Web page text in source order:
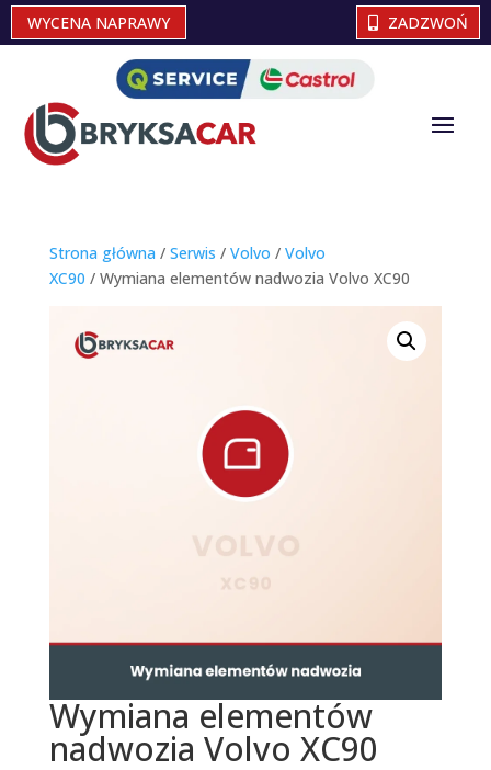
WYCENA NAPRAWY ZADZWOŃ
Strona główna / Serwis / Volvo / Volvo
XC90 / Wymiana elementów nadwozia Volvo XC90
Wymiana elementów
nadwozia Volvo XC90